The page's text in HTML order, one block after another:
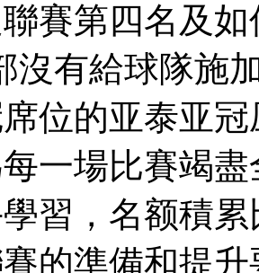
賽第四名及如
沒有給球隊施
位的亚泰亚冠
一場比賽竭盡全
，名额積累
的準備和提升要